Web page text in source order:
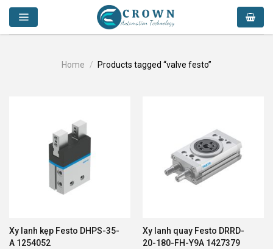
Skip
content
Home / Products tagged “valve festo”
Xy lanh kẹp Festo DHPS-35-
A 1254052
Xy lanh quay Festo DRRD-
20-180-FH-Y9A 1427379